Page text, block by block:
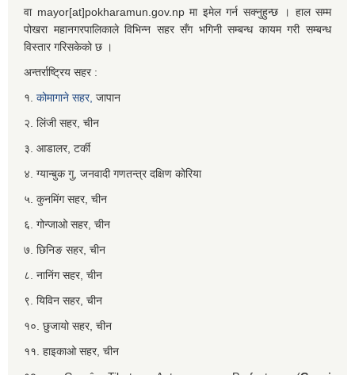
वा mayor[at]pokharamun.gov.np मा इमेल गर्न सक्नुहुन्छ । हाल सम्म
पोखरा महानगरपालिकाले विभिन्न सहर सँग भगिनी सम्बन्ध कायम गरी सम्बन्ध
विस्तार गरिसकेको छ ।
अन्तर्राष्ट्रिय सहर :
१. कोमागाने सहर, जापान
२. लिंजी सहर, चीन
३. आडालर, टर्की
४. ग्यान्बुक गु, जनवादी गणतन्त्र दक्षिण कोरिया
५. कुनमिंग सहर, चीन
६. गोन्जाओ सहर, चीन
७. छिनिङ सहर, चीन
८. नानिंग सहर, चीन
९. यिविन सहर, चीन
१०. छुजायो सहर, चीन
११. हाइकाओ सहर, चीन